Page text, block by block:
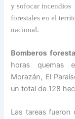
y sofocar incendios
forestales en el
nacional.
Bomberos
horas quemas
Morazán, El
un total de 128
Las tareas fueron